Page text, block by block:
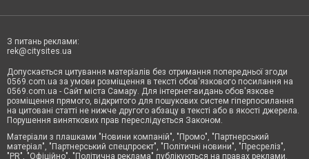
З питань реклами:
rek@citysites.ua
Допускається цитування матеріалів без отримання попередньої згоди
0569.com.ua за умови розміщення в тексті обов'язкового посилання на
0569.com.ua - Сайт міста Самару. Для інтернет-видань обов'язкове
розміщення прямого, відкритого для пошукових систем гіперпосилання
на цитовані статті не нижче другого абзацу в тексті або в якості джерела.
Порушення виняткових прав переслідується Законом.
Матеріали з плашками "Новини компаній", "Промо", "Партнерський
матеріал", "Партнерський спецпроєкт", "Політичні новини", "Пресреліз",
"PR", "Офіційно", "Політична реклама" публікуються на правах реклами.